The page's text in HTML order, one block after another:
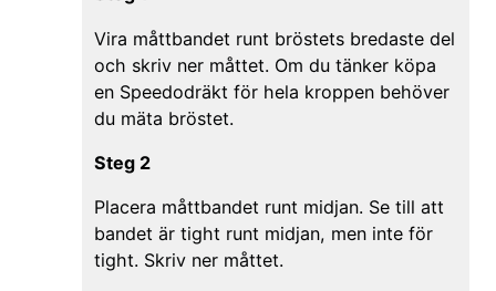
Vira måttbandet runt bröstets bredaste del
och skriv ner måttet. Om du tänker köpa
en Speedodräkt för hela kroppen behöver
du mäta bröstet.
Steg 2
Placera måttbandet runt midjan. Se till att
bandet är tight runt midjan, men inte för
tight. Skriv ner måttet.